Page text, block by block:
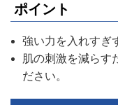
ポイント
強い力を入れすぎ
肌の刺激を減らす
ださい。